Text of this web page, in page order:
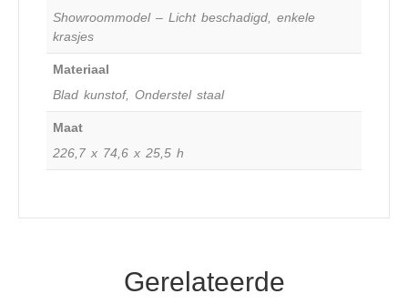
Showroommodel – Licht beschadigd, enkele
krasjes
Materiaal
Blad kunstof, Onderstel staal
Maat
226,7 x 74,6 x 25,5 h
Gerelateerde